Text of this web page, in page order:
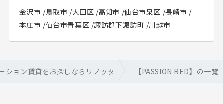
金沢市 /鳥取市 /大田区 /高知市 /仙台市泉区 /長崎市 /
本庄市 /仙台市青葉区 /諏訪郡下諏訪町 /川越市
ション賃貸をお探しならリノッタ 【PASSION RED】の一覧